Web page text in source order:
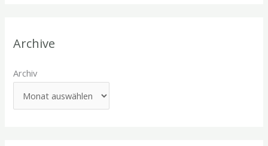
Archive
Archiv